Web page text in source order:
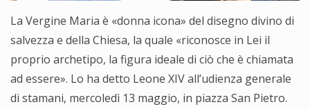
La Vergine Maria è «donna icona» del disegno divino di
salvezza e della Chiesa, la quale «riconosce in Lei il
proprio archetipo, la figura ideale di ciò che è chiamata
ad essere». Lo ha detto Leone XIV all’udienza generale
di stamani, mercoledì 13 maggio, in piazza San Pietro.